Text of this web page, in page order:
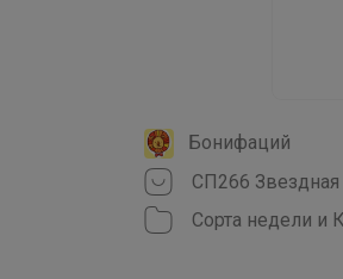
Бонифаций
Сорта недели